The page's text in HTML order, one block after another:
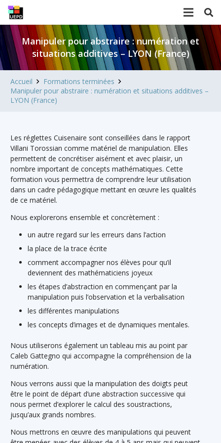
Manipuler pour abstraire : numération et
situations additives – LYON (France)
Accueil
Formations terminées
Manipuler pour abstraire : numération et situations additives –
LYON (France)
Les réglettes Cuisenaire sont conseillées dans le rapport
Villani Torossian comme matériel de manipulation. Elles
permettent de concrétiser aisément et avec plaisir, un
nombre important de concepts mathématiques. Cette
formation vous permettra de comprendre leur utilisation
dans un cadre pédagogique mettant en œuvre les qualités
de ce matériel.
Nous explorerons ensemble et concrètement :
un autre regard sur les erreurs dans l’action
la place de la trace écrite
comment accompagner nos élèves pour qu’il
deviennent des mathématiciens joyeux
les étapes d’abstraction en commençant par la
manipulation puis l’observation et la verbalisation
les différentes manipulations
les concepts d’images et de dynamiques mentales.
Nous utiliserons également un tableau mis au point par
Caleb Gattegno qui accompagne la compréhension de la
numération.
Nous verrons aussi que la manipulation des doigts peut
être le point de départ d’une abstraction successive qui
nous permet d’explorer le calcul des soustractions,
jusqu’aux grands nombres.
Nous mettrons en œuvre des manipulations qui peuvent